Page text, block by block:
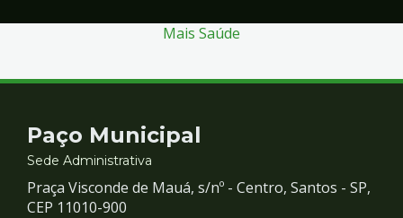
Mais Saúde
Contato
e
Paço Municipal
Sede Administrativa
Praça Visconde de Mauá, s/nº - Centro, Santos - SP,
CEP 11010-900